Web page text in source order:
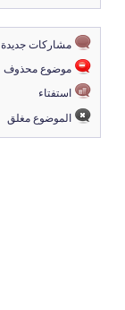
مشاركات جديدة
موضوع محذوف
استفتاء
الموضوع مغلق